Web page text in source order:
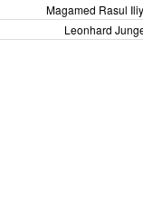
Magamed Rasul
Leonhard